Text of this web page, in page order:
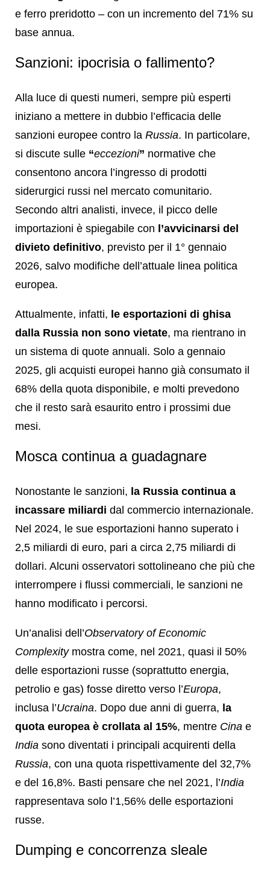
e ferro preridotto – con un incremento del 71% su
base annua.
Sanzioni: ipocrisia o fallimento?
Alla luce di questi numeri, sempre più esperti
iniziano a mettere in dubbio l’efficacia delle
sanzioni europee contro la Russia. In particolare,
si discute sulle “eccezioni” normative che
consentono ancora l’ingresso di prodotti
siderurgici russi nel mercato comunitario.
Secondo altri analisti, invece, il picco delle
importazioni è spiegabile con l’avvicinarsi del
divieto definitivo, previsto per il 1° gennaio
2026, salvo modifiche dell’attuale linea politica
europea.
Attualmente, infatti, le esportazioni di ghisa
dalla Russia non sono vietate, ma rientrano in
un sistema di quote annuali. Solo a gennaio
2025, gli acquisti europei hanno già consumato il
68% della quota disponibile, e molti prevedono
che il resto sarà esaurito entro i prossimi due
mesi.
Mosca continua a guadagnare
Nonostante le sanzioni, la Russia continua a
incassare miliardi dal commercio internazionale.
Nel 2024, le sue esportazioni hanno superato i
2,5 miliardi di euro, pari a circa 2,75 miliardi di
dollari. Alcuni osservatori sottolineano che più che
interrompere i flussi commerciali, le sanzioni ne
hanno modificato i percorsi.
Un’analisi dell’Observatory of Economic
Complexitymostra come, nel 2021, quasi il 50%
delle esportazioni russe (soprattutto energia,
petrolio e gas) fosse diretto verso l’Europa,
inclusa l’Ucraina. Dopo due anni di guerra, la
quota europea è crollata al 15%, mentre Cina e
India sono diventati i principali acquirenti della
Russia, con una quota rispettivamente del 32,7%
e del 16,8%. Basti pensare che nel 2021, l’India
rappresentava solo l’1,56% delle esportazioni
russe.
Dumping e concorrenza sleale